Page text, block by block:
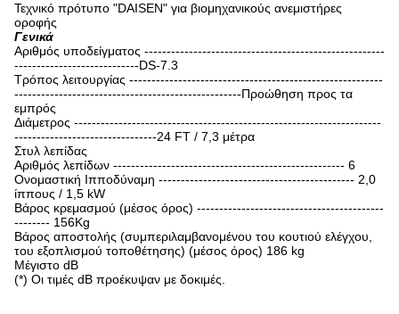
Τεχνικό πρότυπο "DAISEN" για βιομηχανικούς ανεμιστήρες
οροφής
Γενικά
Αριθμός υποδείγματος ------------------------------------------------------
----------------------------DS-7.3
Τρόπος λειτουργίας ---------------------------------------------------------
---------------------------------------------------Προώθηση προς τα
εμπρός
Διάμετρος ---------------------------------------------------------------------
--------------------------------24 FT / 7,3 μέτρα
Στυλ λεπίδας
Αριθμός λεπίδων ---------------------------------------------------- 6
Ονομαστική Ιπποδύναμη -------------------------------------------- 2,0
ίππους / 1,5 kW
Βάρος κρεμασμού (μέσος όρος) ------------------------------------------
-------- 156Kg
Βάρος αποστολής (συμπεριλαμβανομένου του κουτιού ελέγχου,
του εξοπλισμού τοποθέτησης) (μέσος όρος) 186 kg
Μέγιστο dB
(*) Οι τιμές dB προέκυψαν με δοκιμές.